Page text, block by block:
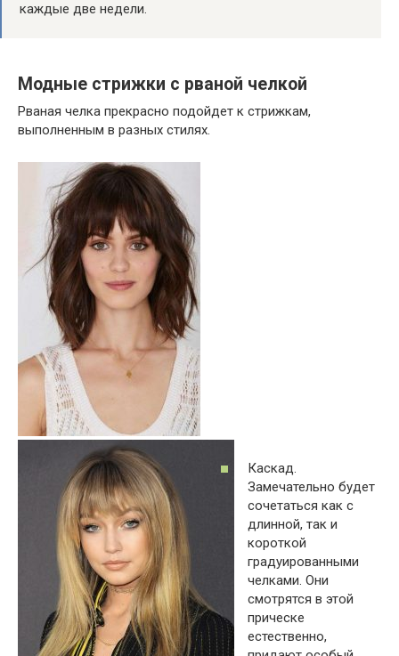
каждые две недели.
Модные стрижки с рваной челкой
Рваная челка прекрасно подойдет к стрижкам,
выполненным в разных стилях.
Каскад.
Замечательно будет
сочетаться как с
длинной, так и
короткой
градуированными
челками. Они
смотрятся в этой
прическе
естественно,